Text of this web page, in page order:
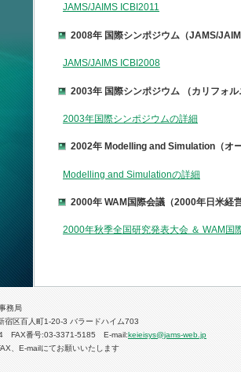
JAMS/JAIMS ICBI2011
2008年 国際シンポジウム（JAMS/
JAMS/JAIMS ICBI2008
2003年 国際シンポジウム （カリフォ
2003年国際シンポジウムの詳細
2002年 Modelling and Simulation（
Modelling and Simulationの詳細
2000年 WAM国際会議（2000年日米
2000年秋季全国研究発表大会 ＆ WAM国
務局
宿区百人町1-20-3 バラードハイム703
FAX番号:03-3371-5185 E-mail:keieisys@jams-web.jp
、E-mailにてお願いいたします